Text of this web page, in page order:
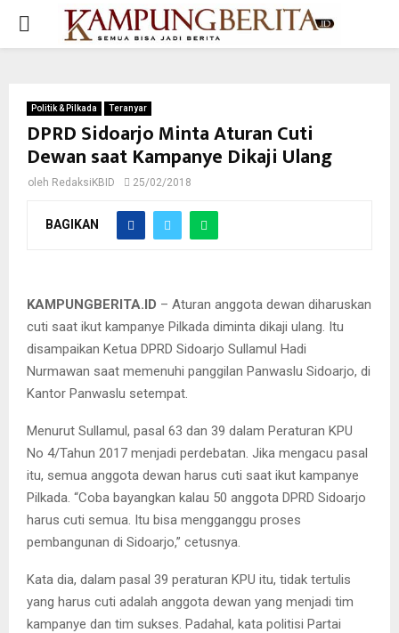
PRIMARY
Politik & Pilkada Teranyar
DPRD Sidoarjo Minta Aturan Cuti
Dewan saat Kampanye Dikaji Ulang
oleh RedaksiKBID 25/02/2018
BAGIKAN
Ketua DPRD Sidoarjo Sullamul Hadi Nurmawan (tengah)
KAMPUNGBERITA.ID – Aturan anggota dewan diharuskan
cuti saat ikut kampanye Pilkada diminta dikaji ulang. Itu
disampaikan Ketua DPRD Sidoarjo Sullamul Hadi
Nurmawan saat memenuhi panggilan Panwaslu Sidoarjo, di
Kantor Panwaslu setempat.
Menurut Sullamul, pasal 63 dan 39 dalam Peraturan KPU
No 4/Tahun 2017 menjadi perdebatan. Jika mengacu pasal
itu, semua anggota dewan harus cuti saat ikut kampanye
Pilkada. “Coba bayangkan kalau 50 anggota DPRD Sidoarjo
harus cuti semua. Itu bisa mengganggu proses
pembangunan di Sidoarjo,” cetusnya.
Kata dia, dalam pasal 39 peraturan KPU itu, tidak tertulis
yang harus cuti adalah anggota dewan yang menjadi tim
kampanye dan tim sukses. Padahal, kata politisi Partai